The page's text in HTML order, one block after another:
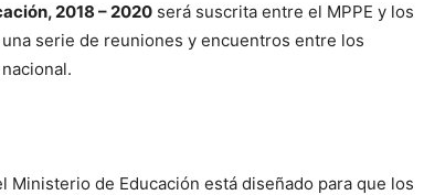
2018 – 2020 será suscrita entre el MPPE y los
serie de reuniones y encuentros entre los
Ministerio de Educación está diseñado para que los